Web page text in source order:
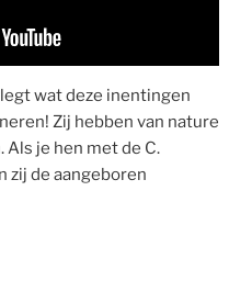
wat deze inentingen
Zij hebben van nature
je hen met de C.
zij de aangeboren